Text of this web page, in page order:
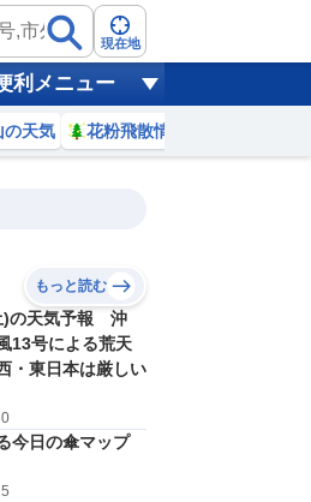
現在地
利メニュー
の天気 花粉飛散情報
)
℃
予報の
信頼度
高
A
D
もっと読む
)の天気予報 沖
13号による荒天
・東日本は厳しい
今日の傘マップ